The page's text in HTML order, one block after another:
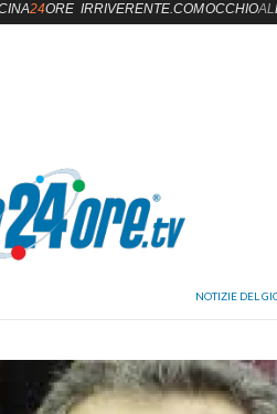
24ORE IRRIVERENTE.COMOCCHIOAL